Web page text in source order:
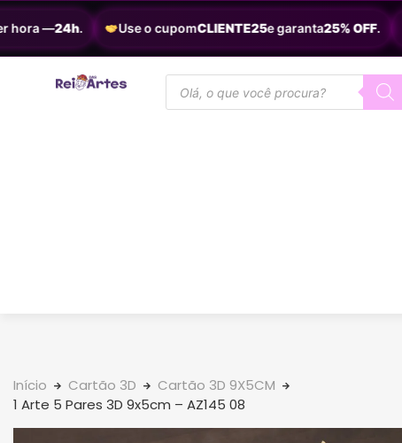
—24h. Use o cupomCLIENTE25e garanta25% OFF.
Início Cartão 3D
Cartão 3D 9X5CM
1 Arte 5 Pares 3D 9x5cm – AZ145 08